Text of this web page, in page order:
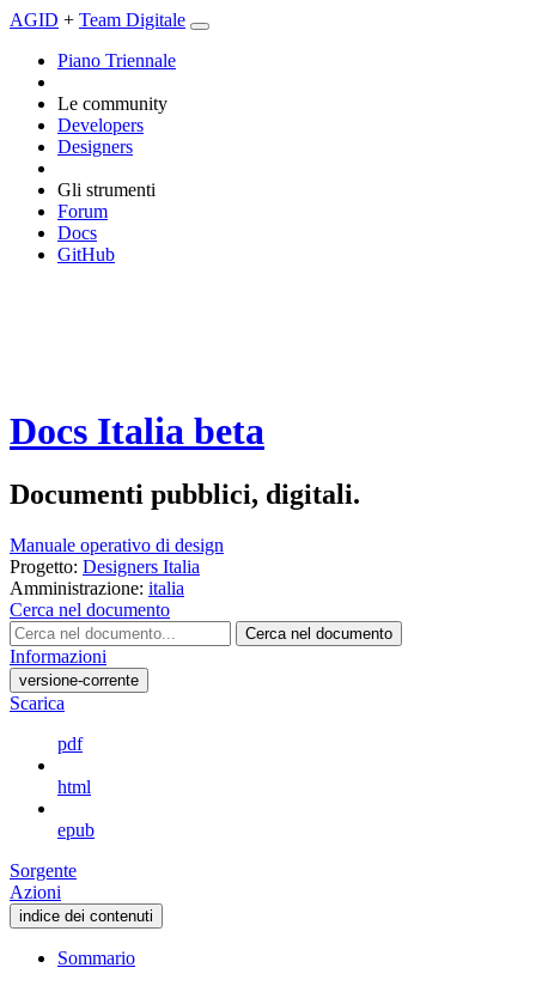
AGID + Team Digitale
Piano Triennale
Le community
Developers
Designers
Gli strumenti
Forum
Docs
GitHub
Docs Italia beta
Documenti pubblici, digitali.
Manuale operativo di design
Progetto: Designers Italia
Amministrazione: italia
Cerca nel documento
Cerca nel documento
Informazioni
versione-corrente
Scarica
pdf
html
epub
Sorgente
Azioni
indice dei contenuti
Sommario